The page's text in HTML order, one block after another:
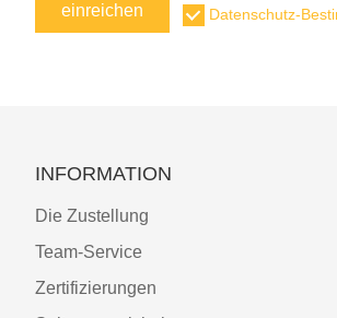
einreichen Datenschutz-
INFORMATION
Die Zustellung
Team-Service
Zertifizierungen